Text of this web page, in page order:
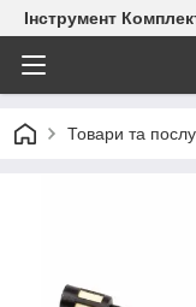
Інструмент
Товари та